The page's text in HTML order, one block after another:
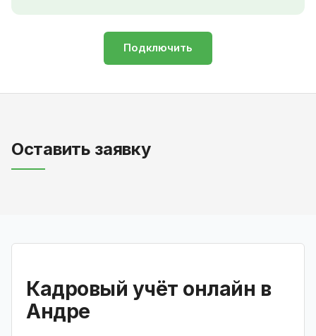
Подключить
Оставить заявку
Кадровый учёт онлайн в
Андре